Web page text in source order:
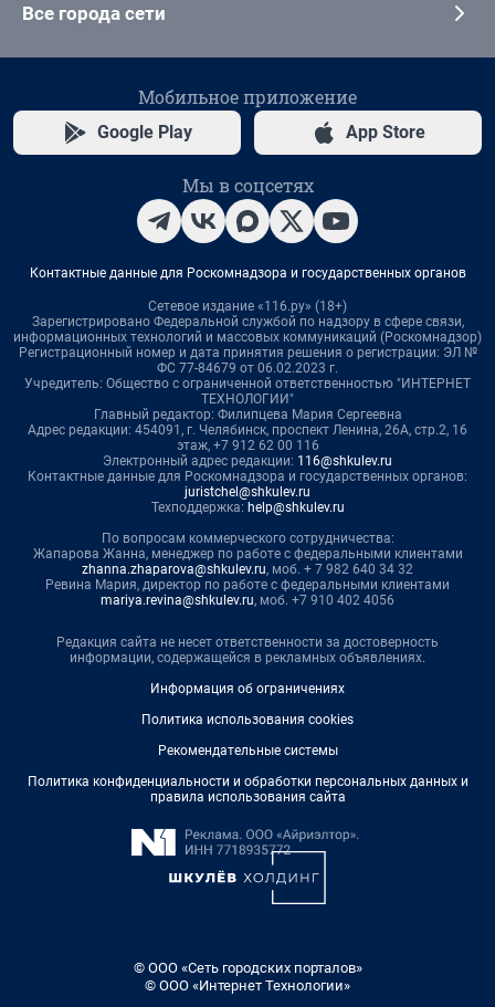
Все города сети
Мобильное приложение
Google Play App Store
Мы в соцсетях
Контактные данные для Роскомнадзора и государственных органов
Сетевое издание «116.ру» (18+)
Зарегистрировано Федеральной службой по надзору в сфере связи,
информационных технологий и массовых коммуникаций (Роскомнадзор)
Регистрационный номер и дата принятия решения о регистрации: ЭЛ №
ФС 77-84679 от 06.02.2023 г.
Учредитель: Общество с ограниченной ответственностью "ИНТЕРНЕТ
ТЕХНОЛОГИИ"
Главный редактор: Филипцева Мария Сергеевна
Адрес редакции: 454091, г. Челябинск, проспект Ленина, 26А, стр.2, 16
этаж, +7 912 62 00 116
Электронный адрес редакции: 116@shkulev.ru
Контактные данные для Роскомнадзора и государственных органов:
juristchel@shkulev.ru
Техподдержка: help@shkulev.ru
По вопросам коммерческого сотрудничества:
Жапарова Жанна, менеджер по работе с федеральными клиентами
zhanna.zhaparova@shkulev.ru, моб. + 7 982 640 34 32
Ревина Мария, директор по работе с федеральными клиентами
mariya.revina@shkulev.ru, моб. +7 910 402 4056
Редакция сайта не несет ответственности за достоверность
информации, содержащейся в рекламных объявлениях.
Информация об ограничениях
Политика использования cookies
Рекомендательные системы
Политика конфиденциальности и обработки персональных данных и
правила использования сайта
© ООО «Сеть городских порталов»
© ООО «Интернет Технологии»